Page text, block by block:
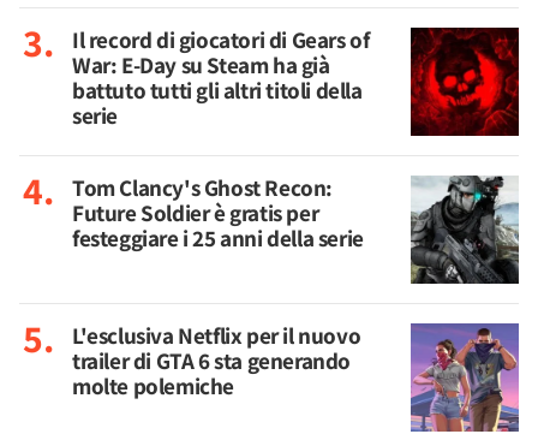
Il record di giocatori di Gears of
War: E-Day su Steam ha già
battuto tutti gli altri titoli della
serie
Tom Clancy's Ghost Recon:
Future Soldier è gratis per
festeggiare i 25 anni della serie
L'esclusiva Netflix per il nuovo
trailer di GTA 6 sta generando
molte polemiche